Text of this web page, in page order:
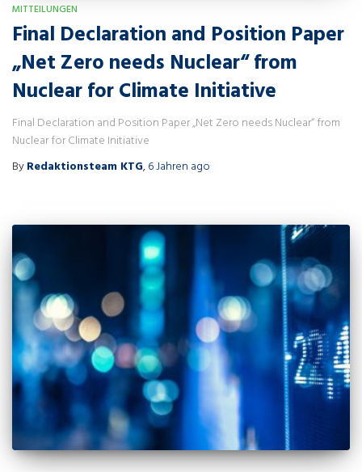
MITTEILUNGEN
Final Declaration and Position Paper
„Net Zero needs Nuclear“ from
Nuclear for Climate Initiative
Final Declaration and Position Paper „Net Zero needs Nuclear“ from
Nuclear for Climate Initiative
ByRedaktionsteam KTG,6 Jahren ago